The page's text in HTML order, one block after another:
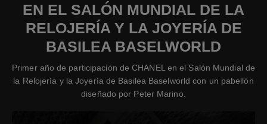
EN EL SALÓN MUNDIAL DE LA
RELOJERÍA Y LA JOYERÍA DE
BASILEA BASELWORLD
Primer año de participación de CHANEL en el Salón Mundial de
la Relojería y la Joyería de Basilea Baselworld con un pabellón
diseñado por Peter Marino.